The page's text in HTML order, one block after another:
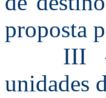
proposta
III
unidades